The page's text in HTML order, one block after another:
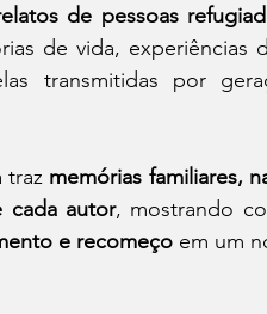
de pessoas
de vida, experiências
transmitidas por
traz memórias familiares,
cada autor, mostrando
e recomeço em um